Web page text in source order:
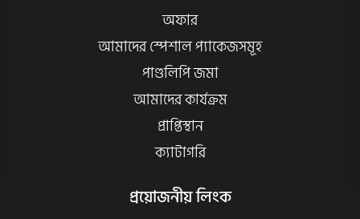
অফার
আমাদের স্পেশাল প্যাকেজসমূহ
পাণ্ডলিপি জমা
আমাদের কার্যক্রম
প্রাপ্তিস্থান
ক্যাটাগরি
প্রয়োজনীয় লিংক